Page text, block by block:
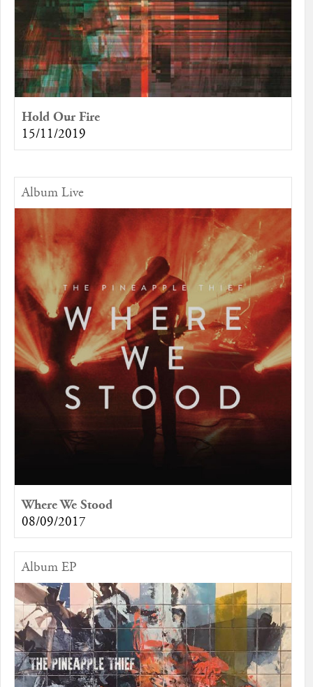
Hold Our Fire
15/11/2019
Album Live
Where We Stood
08/09/2017
Album EP